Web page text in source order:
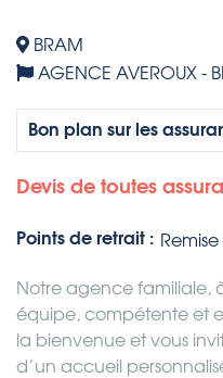
BRAM
AGENCE AVEROUX -
Devis de toutes
Points de retrait :
Notre agence familiale,
équipe, compétente et
la bienvenue et vous
d’un accueil